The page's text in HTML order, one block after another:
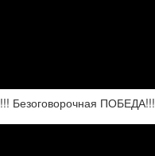
Безоговорочная ПОБЕДА!!!